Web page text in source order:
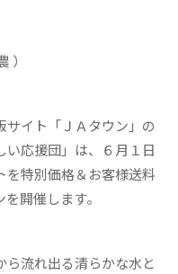
）
イト「ＪＡタウン」の
応援団」は、６月１日
を特別価格＆お客様送料
開催します。
流れ出る清らかな水と